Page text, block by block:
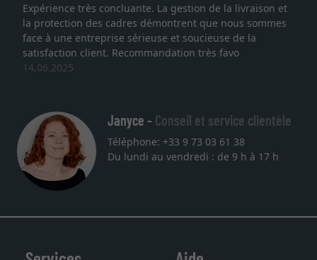
très concluante. La gestion de la livraison et
des cadres démontrent que nous sommes
à une entreprise sérieuse et soucieuse de la
client. Recommandation très favo
Janyce - Conseil et service clientèle
Téléphone: +33 9 73 03 61 38